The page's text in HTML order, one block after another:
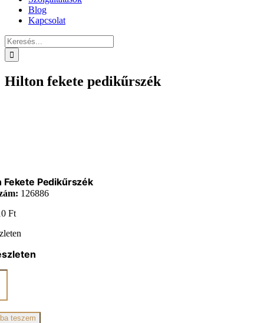
Blog
Kapcsolat
Keresés...
Hilton fekete pedikűrszék
Fekete Pedikűrszék
126886
Ft
teszem